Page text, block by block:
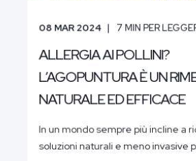
08 MAR 2024 7MIN PER
ALLERGIA AI POLLINI?
L’AGOPUNTURA È UN
NATURALE ED EFFICACE
In un mondo sempre più incline a
soluzioni naturali e meno invasive